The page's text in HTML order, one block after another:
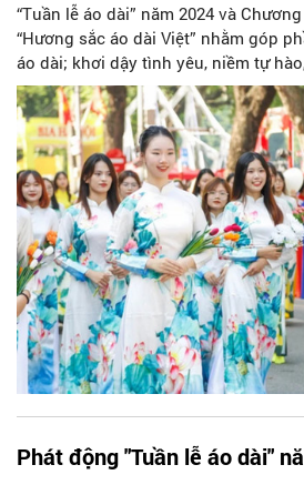
“Tuần lễ áo dài” năm 2024 và
“Hương sắc áo dài Việt” nhằm góp
áo dài; khơi dậy tình yêu, niềm tự
phát huy giá trị di sản áo dài trong
Phát động "Tuần lễ áo dài"